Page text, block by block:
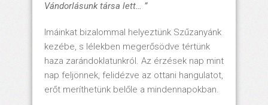
Vándorlásunk társa lett… ”
Imáinkat bizalommal helyeztünk Szűzanyánk
kezébe, s lélekben megerősödve tértünk
haza zarándoklatunkról. Az érzések nap mint
nap feljönnek, felidézve az ottani hangulatot,
erőt meríthetünk belőle a mindennapokban.